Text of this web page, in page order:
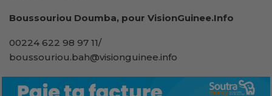
Boussouriou Doumba, pour VisionGuinee.Info
00224 622 98 97 11/
boussouriou.bah@visionguinee.info